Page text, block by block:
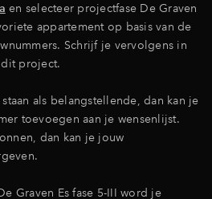
en selecteer projectfase De Graven
appartement op basis van de
Schrijf je vervolgens in
project.
als belangstellende, dan kan je
toevoegen aan je wensenlijst.
dan kan je jouw
Graven Es fase 5-III word je